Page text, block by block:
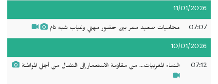
11/01/2026
07:07 محاميات صعيد مصر بين حضور مهني وغياب شبه تام
10/01/2026
07:12 النساء المغربيات... من مقاومة الاستعمار إلى النضال من أجل المواطنة